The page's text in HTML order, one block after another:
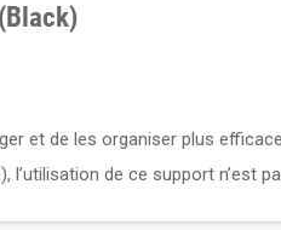
et de les organiser plus
de ce support n’est